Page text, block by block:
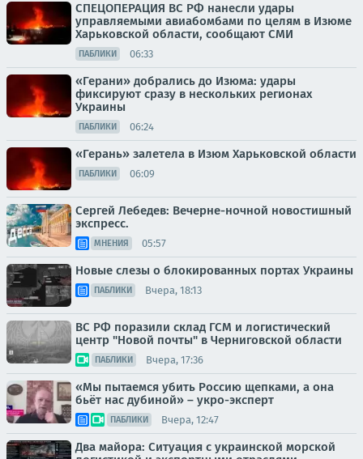
СПЕЦОПЕРАЦИЯ ВС РФ нанесли удары
управляемыми авиабомбами по целям в Изюме
Харьковской области, сообщают СМИ
ПАБЛИКИ 06:33
«Герани» добрались до Изюма: удары
фиксируют сразу в нескольких регионах
Украины
ПАБЛИКИ 06:24
«Герань» залетела в Изюм Харьковской области
ПАБЛИКИ 06:09
Сергей Лебедев: Вечерне-ночной новостишный
экспресс.
МНЕНИЯ 05:57
Новые слезы о блокированных портах Украины
ПАБЛИКИ Вчера, 18:13
ВС РФ поразили склад ГСМ и логистический
центр "Новой почты" в Черниговской области
ПАБЛИКИ Вчера, 17:36
«Мы пытаемся убить Россию щепками, а она
бьёт нас дубиной» – укро-эксперт
ПАБЛИКИ Вчера, 12:47
Два майора: Ситуация с украинской морской